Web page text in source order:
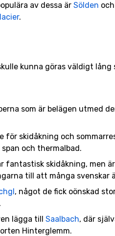
av dessa är Sölden och
.
kunna göras väldigt
som är belägen utmed
för skidåkning och
och thermalbad.
fantastisk skidåkning, men
till att många svenskar
, något de fick oönskad
lägga till Saalbach, där
Hinterglemm.